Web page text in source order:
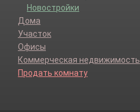
Новостройки
Дома
Участок
Офисы
Коммерческая недвижимость
Продать комнату